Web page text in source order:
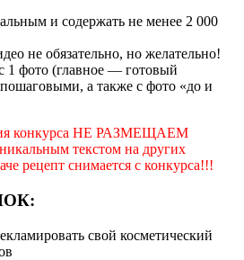
и содержать не менее 2 000
не обязательно, но желательно!
фото (главное — готовый
а также с фото «до и
конкурса НЕ РАЗМЕЩАЕМ
текстом на других
рецепт снимается с конкурса!!!
свой косметический